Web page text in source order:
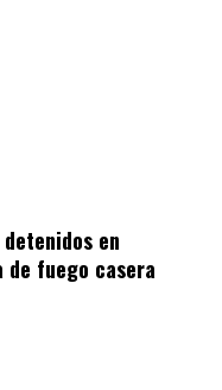
en
de fuego casera